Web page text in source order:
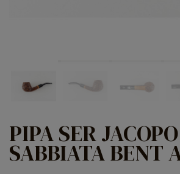
PIPA SER
SABBIATA BENT